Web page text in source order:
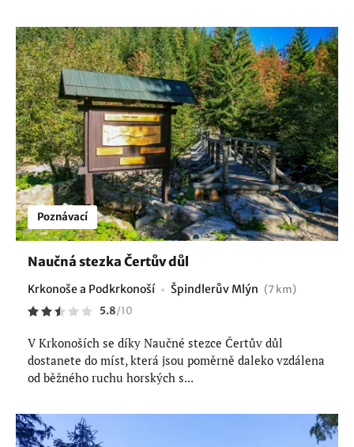
Poznávací
Naučná stezka Čertův důl
Krkonoše a Podkrkonoší Špindlerův Mlýn (7 km)
5.8/10
V Krkonoších se díky Naučné stezce Čertův důl
dostanete do míst, která jsou poměrně daleko vzdálena
od běžného ruchu horských s...